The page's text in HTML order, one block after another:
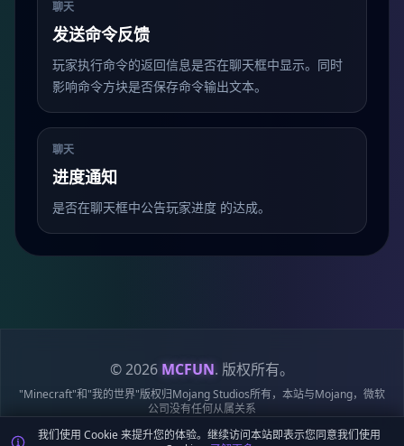
聊天
发送命令反馈
玩家执行命令的返回信息是否在聊天框中显示。同时
影响命令方块是否保存命令输出文本。
聊天
进度通知
是否在聊天框中公告玩家进度 的达成。
© 2026 MCFUN. 版权所有。
"Minecraft"和"我的世界"版权归Mojang Studios所有，本站与Mojang，微软
公司没有任何从属关系
隐私 服务 Cookie 站点 鄂ICP备 鄂公网安备
我们使用 Cookie 来提升您的体验。继续访问本站即表示您同意我们使用